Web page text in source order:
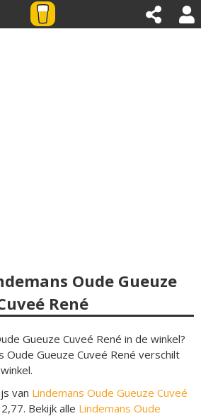
Oude Gueuze
René
Gueuze Cuveé René in de winkel?
Oude Gueuze Cuveé René verschilt
van Lindemans Oude Gueuze Cuveé
Bekijk alle Lindemans Oude